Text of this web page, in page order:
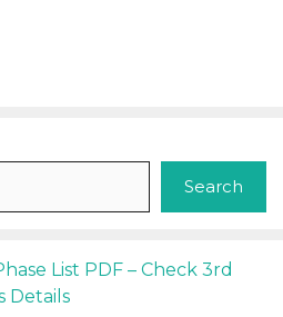
Search
List PDF – Check 3rd
Details